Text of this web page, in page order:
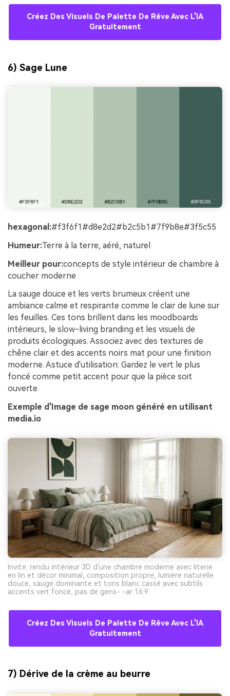
Créez Des Visuels De Palette De Rêve Avec L'IA
Gratuitement
6) Sage Lune
hexagonal:#f3f6f1#d8e2d2#b2c5b1#7f9b8e#3f5c55
Humeur:Terre à la terre, aéré, naturel
Meilleur pour:concepts de style intérieur de chambre à
coucher moderne
La sauge douce et les verts brumeux créent une
ambiance calme et respirante comme le clair de lune sur
les feuilles. Ces tons brillent dans les moodboards
intérieurs, le slow-living branding et les visuels de
produits écologiques. Associez avec des textures de
chêne clair et des accents noirs mat pour une finition
moderne. Astuce d'utilisation: Gardez le vert le plus
foncé comme petit accent pour que la pièce soit
ouverte.
Exemple d'Image de sage moon généré en utilisant
media.io
Invite: rendu intérieur 3D d'une chambre moderne avec literie
en lin et décor minimal, composition propre, lumière naturelle
douce, sauge dominante et tons blanc cassé avec subtils
accents vert foncé, pas de gens- -ar 16:9
Créez Des Visuels De Palette De Rêve Avec L'IA
Gratuitement
7) Dérive de la crème au beurre